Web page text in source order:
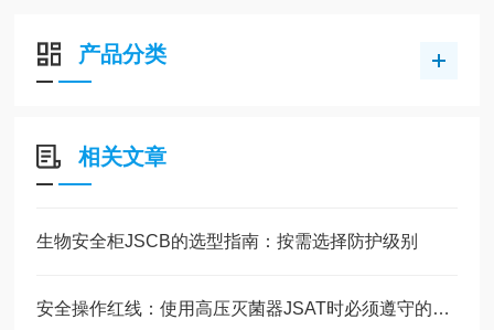
产品分类
相关文章
生物安全柜JSCB的选型指南：按需选择防护级别
安全操作红线：使用高压灭菌器JSAT时必须遵守的安全准则